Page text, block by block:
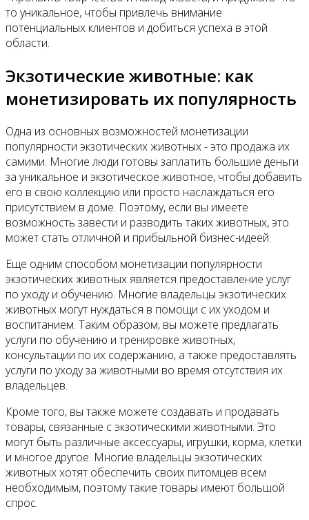
то уникальное, чтобы привлечь внимание
потенциальных клиентов и добиться успеха в этой
области.
Экзотические животные: как
монетизировать их популярность
Одна из основных возможностей монетизации
популярности экзотических животных - это продажа их
самими. Многие люди готовы заплатить большие деньги
за уникальное и экзотическое животное, чтобы добавить
его в свою коллекцию или просто наслаждаться его
присутствием в доме. Поэтому, если вы имеете
возможность завести и разводить таких животных, это
может стать отличной и прибыльной бизнес-идеей.
Еще одним способом монетизации популярности
экзотических животных является предоставление услуг
по уходу и обучению. Многие владельцы экзотических
животных могут нуждаться в помощи с их уходом и
воспитанием. Таким образом, вы можете предлагать
услуги по обучению и тренировке животных,
консультации по их содержанию, а также предоставлять
услуги по уходу за животными во время отсутствия их
владельцев.
Кроме того, вы также можете создавать и продавать
товары, связанные с экзотическими животными. Это
могут быть различные аксессуары, игрушки, корма, клетки
и многое другое. Многие владельцы экзотических
животных хотят обеспечить своих питомцев всем
необходимым, поэтому такие товары имеют большой
спрос.